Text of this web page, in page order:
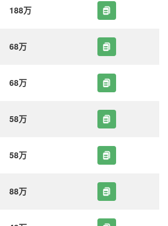
188万
68万
68万
58万
58万
88万